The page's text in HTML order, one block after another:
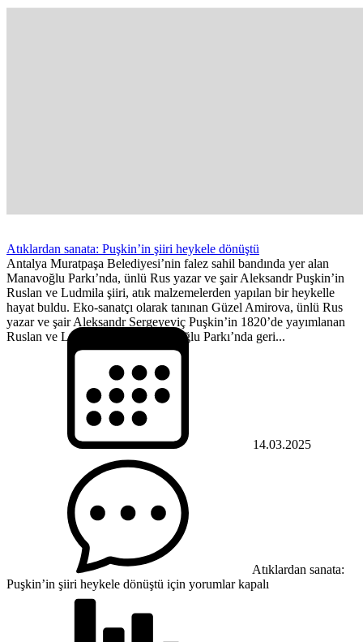
Atıklardan sanata: Puşkin’in şiiri heykele dönüştü
Antalya Muratpaşa Belediyesi’nin falez sahil bandında yer alan
Manavoğlu Parkı’nda, ünlü Rus yazar ve şair Aleksandr Puşkin’in
Ruslan ve Ludmila şiiri, atık malzemelerden yapılan bir heykelle
hayat buldu. Eko-sanatçı olarak tanınan Güzel Amirova, ünlü Rus
yazar ve şair Aleksandr Sergeyeviç Puşkin’in 1820’de yayımlanan
Ruslan ve Ludmila şiirini, Manavoğlu Parkı’nda geri...
14.03.2025
Atıklardan sanata:
Puşkin’in şiiri heykele dönüştü için yorumlar kapalı